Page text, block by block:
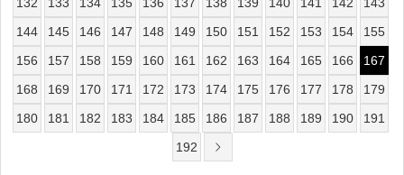
144
145 146 147 148 149 150 151 152 153 154
155
156
157 158 159 160 161 162 163 164 165 166
167
168
169 170 171 172 173 174 175 176 177 178
179
180
181 182 183 184 185 186 187 188 189 190
191
192